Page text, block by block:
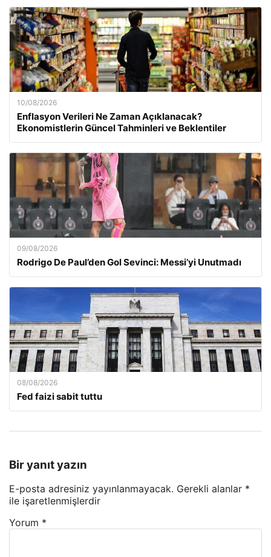
10/08/2026
Enflasyon Verileri Ne Zaman Açıklanacak?
Ekonomistlerin Güncel Tahminleri ve Beklentiler
09/08/2026
Rodrigo De Paul’den Gol Sevinci: Messi’yi Unutmadı
08/08/2026
Fed faizi sabit tuttu
Bir yanıt yazın
E-posta adresiniz yayınlanmayacak. Gerekli alanlar *
ile işaretlenmişlerdir
Yorum *